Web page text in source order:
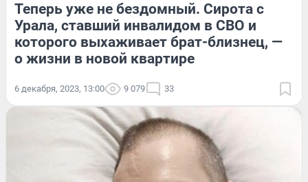
Теперь уже не бездомный. Сирота с
Урала, ставший инвалидом в СВО и
которого выхаживает брат-близнец, —
о жизни в новой квартире
6 декабря, 2023, 13:00 9 079 33